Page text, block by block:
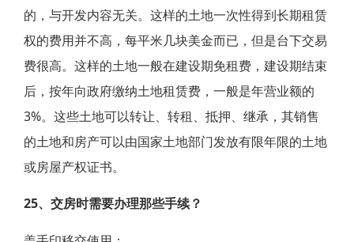
的，与开发内容无关。这样的土地一次性得到长期租赁
权的费用并不高，每平米几块美金而已，但是台下交易
费很高。这样的土地一般在建设期免租费，建设期结束
后，按年向政府缴纳土地租赁费，一般是年营业额的
3%。这些土地可以转让、转租、抵押、继承，其销售
的土地和房产可以由国家土地部门发放有限年限的土地
或房屋产权证书。
25、交房时需要办理那些手续？